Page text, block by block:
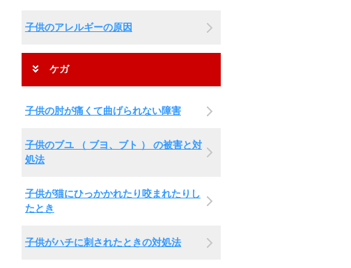
子供のアレルギーの原因
ケガ
子供の肘が痛くて曲げられない障害
子供のブユ （ ブヨ、ブト ） の被害と対
処法
子供が猫にひっかかれたり咬まれたりし
たとき
子供がハチに刺されたときの対処法